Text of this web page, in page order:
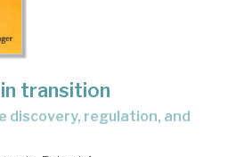
transition